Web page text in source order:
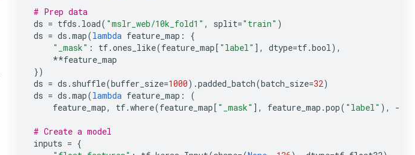
# Prep data
ds = tfds . load( "mslr_web/10k_fold1" , split="train" )
ds = ds .map(lambda feature_map :
{
"_mask" : tf.ones_like(feature_map[ "label" ], dtype=tf.bool),
**feature_map
})
ds = ds . shuffle(buffer_size=1000) .padded_batch(batch_size=32)
ds = ds .map(lambda feature_map :
(
feature_map, tf.where(feature_map[ "_mask" ], feature_map .pop( "label" ), -
# Create a model
inputs = {